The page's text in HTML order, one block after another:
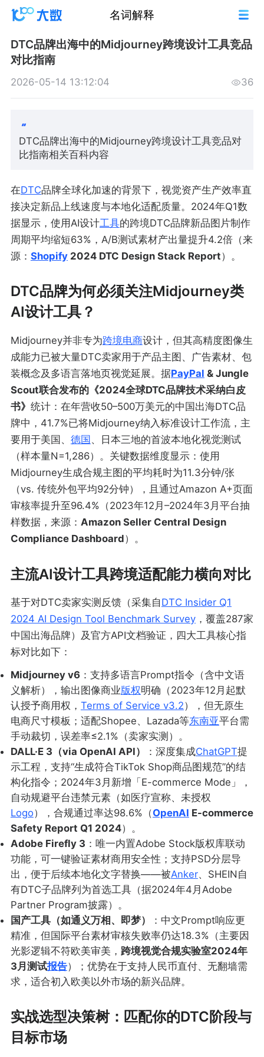
名词解释
DTC品牌出海中的Midjourney跨境设计工具竞品
对比指南
2026-05-14 13:12:04 36
DTC品牌出海中的Midjourney跨境设计工具竞品对
比指南相关百科内容
在DTC品牌全球化加速的背景下，视觉资产生产效率直
接决定新品上线速度与本地化适配质量。2024年Q1数
据显示，使用AI设计工具的跨境DTC品牌新品图片制作
周期平均缩短63%，A/B测试素材产出量提升4.2倍（来
源： Shopify2024 DTC Design Stack Report）。
DTC品牌为何必须关注Midjourney类
AI设计工具？
Midjourney并非专为跨境电商设计，但其高精度图像生
成能力已被大量DTC卖家用于产品主图、广告素材、包
装概念及多语言落地页视觉延展。据PayPal & Jungle
Scout联合发布的《2024全球DTC品牌技术采纳白皮
书》 统计：在年营收50–500万美元的中国出海DTC品
牌中，41.7%已将Midjourney纳入标准设计工作流，主
要用于美国、 德国、日本三地的首波本地化视觉测试
（样本量N=1,286）。关键数据维度显示：使用
Midjourney生成合规主图的平均耗时为11.3分钟/张
（vs. 传统外包平均92分钟），且通过Amazon A+页面
审核率提升至96.4%（2023年12月–2024年3月平台抽
样数据，来源： Amazon Seller Central Design
Compliance Dashboard）。
主流AI设计工具跨境适配能力横向对比
基于对DTC卖家实测反馈（采集自DTC Insider Q1
2024 AI Design Tool Benchmark Survey，覆盖287家
中国出海品牌）及官方API文档验证，四大工具核心指
标对比如下：
Midjourney v6 ：支持多语言Prompt指令（含中文语
义解析），输出图像商业版权明确（2023年12月起默
认授予商用权， Terms of Service v3.2），但无原生
电商尺寸模板；适配Shopee、Lazada等东南亚平台需
手动裁切，误差率≤2.1%（卖家实测）。
DALL·E 3（via OpenAI API）
：深度集成ChatGPT提
示工程，支持“生成符合TikTok Shop商品图规范”的结
构化指令；2024年3月新增「E-commerce Mode」，
自动规避平台违禁元素（如医疗宣称、未授权
Logo），合规通过率达98.6%（OpenAI E-commerce
Safety Report Q1 2024）。
Adobe Firefly 3 ：唯一内置Adobe Stock版权库联动
功能，可一键验证素材商用安全性；支持PSD分层导
出，便于后续本地化文字替换——被Anker、SHEIN自
有DTC子品牌列为首选工具（据2024年4月Adobe
Partner Program披露）。
国产工具（如通义万相、即梦）
：中文Prompt响应更
精准，但国际平台素材审核失败率仍达18.3%（主要因
光影逻辑不符欧美审美， 跨境视觉合规实验室2024年
3月测试报告）；优势在于支持人民币直付、无翻墙需
求，适合初入欧美以外市场的新兴品牌。
实战选型决策树：匹配你的DTC阶段与
目标市场